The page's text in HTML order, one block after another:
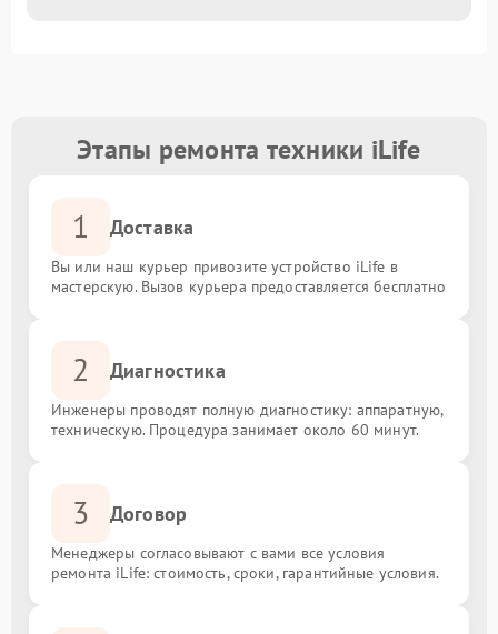
Этапы ремонта техники iLife
1 Доставка
Вы или наш курьер привозите устройство iLife в
мастерскую. Вызов курьера предоставляется бесплатно
2 Диагностика
Инженеры проводят полную диагностику: аппаратную,
техническую. Процедура занимает около 60 минут.
3 Договор
Менеджеры согласовывают с вами все условия
ремонта iLife: стоимость, сроки, гарантийные условия.